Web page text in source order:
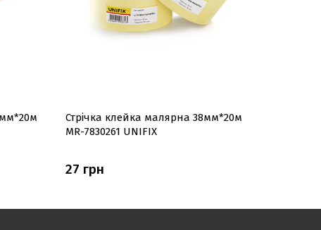
Стрічка клейка малярна 38мм*20м
MR-7830261 UNIFIX
27 грн